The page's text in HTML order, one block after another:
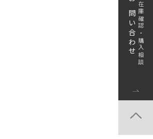
お問い合わせ在庫確認・購入相談